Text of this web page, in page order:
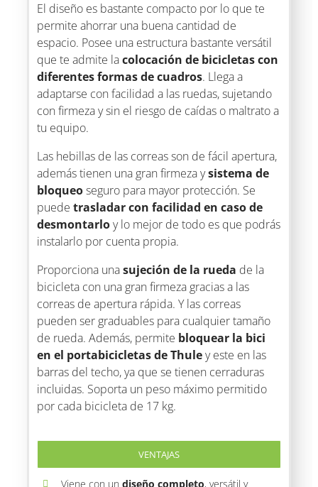
El diseño es bastante compacto por lo que te
permite ahorrar una buena cantidad de
espacio. Posee una estructura bastante versátil
que te admite lacolocación de bicicletas con
diferentes formas de cuadros. Llega a
adaptarse con facilidad a las ruedas, sujetando
con firmeza y sin el riesgo de caídas o maltrato a
tu equipo.
Las hebillas de las correas son de fácil apertura,
además tienen una gran firmeza ysistema de
bloqueoseguro para mayor protección. Se
puedetrasladar con facilidad en caso de
desmontarloy lo mejor de todo es que podrás
instalarlo por cuenta propia.
Proporciona unasujeción de la rueda de la
bicicleta con una gran firmeza gracias a las
correas de apertura rápida. Y las correas
pueden ser graduables para cualquier tamaño
de rueda. Además, permite bloquear la bici
en el portabicicletas de Thuley este en las
barras del techo, ya que se tienen cerraduras
incluidas. Soporta un peso máximo permitido
por cada bicicleta de 17 kg.
VENTAJAS
Viene con un diseño completo, versátil y